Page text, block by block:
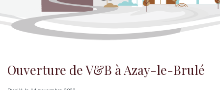
Ouverture de V&B à Azay-le-Brulé